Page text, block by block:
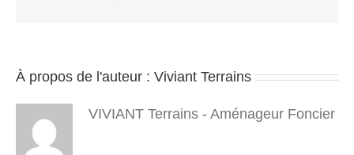
À propos de l'auteur : Viviant Terrains
VIVIANT Terrains - Aménageur Foncier